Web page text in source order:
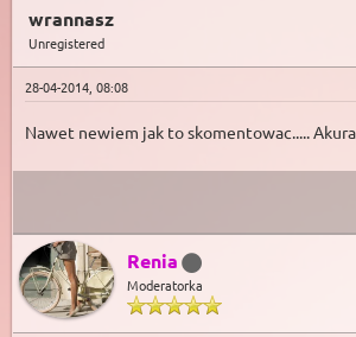
wrannasz
Unregistered
28-04-2014, 08:08
Nawet newiem jak to skomentowac.....
Renia
Moderatorka